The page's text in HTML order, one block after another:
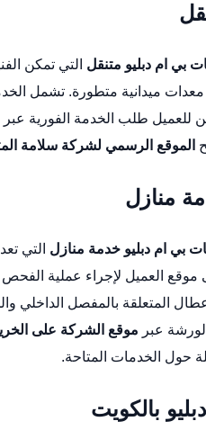
بي ام دبليو متنقل التي تمكن
ميدانية متطورة. تشمل
الفورية عبر الرقم 66633305، كما يمكن زيارة
الموقع الرسمي لشركة سلامة
منازل
بي ام دبليو خدمة منازل التي
العميل لإجراء عملية الفحص
المتعلقة بالمفصل الداخلي
موقع الشركة على
الخدمات المتاحة.
بالكويت